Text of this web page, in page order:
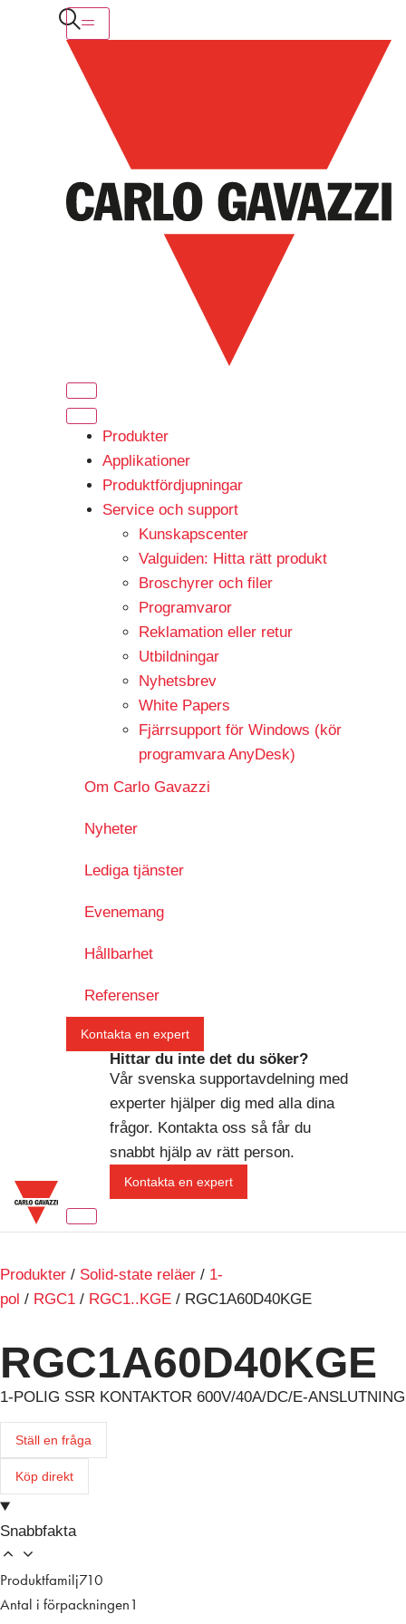
Produkter
Applikationer
Produktfördjupningar
Service och support
Kunskapscenter
Valguiden: Hitta rätt produkt
Broschyrer och filer
Programvaror
Reklamation eller retur
Utbildningar
Nyhetsbrev
White Papers
Fjärrsupport för Windows (kör
programvara AnyDesk)
Om Carlo Gavazzi
Nyheter
Lediga tjänster
Evenemang
Hållbarhet
Referenser
Kontakta en expert
Hittar du inte det du söker?
Vår svenska supportavdelning med
experter hjälper dig med alla dina
frågor. Kontakta oss så får du
snabbt hjälp av rätt person.
Kontakta en expert
Produkter / Solid-state reläer / 1-
pol / RGC1 / RGC1..KGE / RGC1A60D40KGE
RGC1A60D40KGE
1-POLIG SSR KONTAKTOR 600V/40A/DC/E-ANSLUTNING
Ställ en fråga
Köp direkt
Snabbfakta
Produktfamilj710
Antal i förpackningen 1